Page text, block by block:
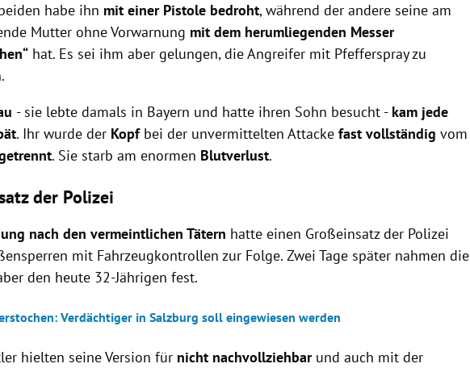
habe ihn mit einer Pistole bedroht, während der andere seine am
Mutter ohne Vorwarnung mit dem herumliegenden Messer
hat. Es sei ihm aber gelungen, die Angreifer mit Pfefferspray zu
- sie lebte damals in Bayern und hatte ihren Sohn besucht - kam jede
. Ihr wurde der Kopfbei der unvermittelten Attackefast vollständig vom
. Sie starb am enormen Blutverlust.
der Polizei
nach den vermeintlichen Tätern hatte einen Großeinsatz der Polizei
mit Fahrzeugkontrollen zur Folge. Zwei Tage später nahmen die
den heute 32-Jährigen fest.
Verdächtiger in Salzburg soll eingewiesen werden
hielten seine Version für nicht nachvollziehbarund auch mit der